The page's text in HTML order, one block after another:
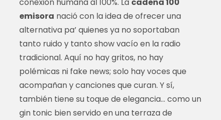
emisora nació con la idea de ofrecer una
alternativa pa’ quienes ya no soportaban
tanto ruido y tanto show vacío en la radio
tradicional. Aquí no hay gritos, no hay
polémicas ni fake news; solo hay voces que
acompañan y canciones que curan. Y sí,
también tiene su toque de elegancia… como un
gin tonic bien servido en una terraza de